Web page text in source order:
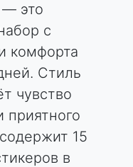
— это
с
комфорта
Стиль
чувство
приятного
15
в